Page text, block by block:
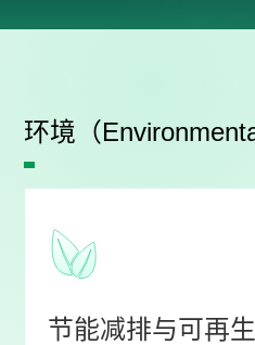
环境（
节能减排与可再